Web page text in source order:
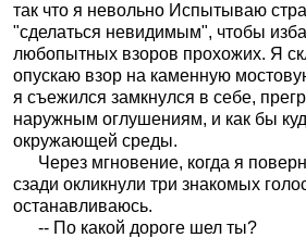
так что я невольно Испытываю
"сделаться невидимым", чтобы
любопытных взоров прохожих. Я
опускаю взор на каменную
я съежился замкнулся в себе,
наружным оглушениям, и как бы
окружающей среды.
Через мгновение, когда я
сзади окликнули три знакомых
останавливаюсь.
-- По какой дороге шел ты?